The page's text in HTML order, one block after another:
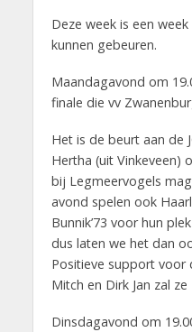
Deze week is een
kunnen gebeuren.
Maandagavond om
finale die vv
Het is de beurt aan de
Hertha (uit Vinkeveen)
bij Legmeervogels
avond spelen ook
Bunnik’73 voor hun
dus laten we het dan
Positieve support voor
Mitch en Dirk Jan zal
Dinsdagavond om